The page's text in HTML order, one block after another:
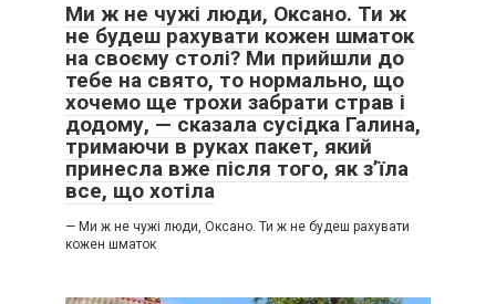
Ми ж не чужі люди, Оксано. Ти ж
не будеш рахувати кожен шматок
на своєму столі? Ми прийшли до
тебе на свято, то нормально, що
хочемо ще трохи забрати страв і
додому, — сказала сусідка Галина,
тримаючи в руках пакет, який
принесла вже після того, як з’їла
все, що хотіла
— Ми ж не чужі люди, Оксано. Ти ж не будеш рахувати
кожен шматок